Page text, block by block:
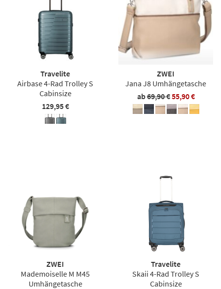
Travelite
Airbase 4-Rad Trolley S
Cabinsize
129,95 €
ZWEI
Jana J8 Umhängetasche
ab69,90 €55,90 €
ZWEI
Mademoiselle M M45
Umhängetasche
Travelite
Skaii 4-Rad Trolley S
Cabinsize